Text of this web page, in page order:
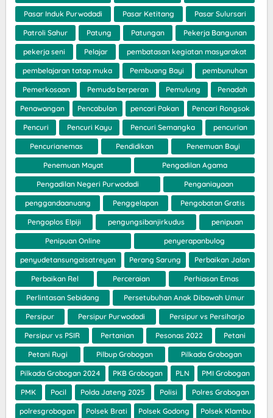
Pasar Induk Purwodadi Pasar Ketitang Pasar Sulursari
Patroli Sahur Patung Patungan Pekerja Bangunan
pekerja seni Pelajar pembatasan kegiatan masyarakat
pembelajaran tatap muka Pembuang Bayi pembunuhan
Pemerkosaan Pemuda berperan Pemulung Penadah
Penawangan Pencabulan pencari Pakan Pencari Rongsok
Pencuri Pencuri Kayu Pencuri Semangka pencurian
Pencurianemas Pendidikan Penemuan Bayi
Penemuan Mayat Pengadilan Agama
Pengadilan Negeri Purwodadi Penganiayaan
penggandaanuang Penggelapan Pengobatan Gratis
Pengoplos Elpiji pengungsibanjirkudus penipuan
Penipuan Online penyerapanbulog
penyudetansungaisatreyan Perang Sarung Perbaikan Jalan
Perbaikan Rel Perceraian Perhiasan Emas
Perlintasan Sebidang Persetubuhan Anak Dibawah Umur
Persipur Persipur Purwodadi Persipur vs Persiharjo
Persipur vs PSIR Pertanian Pesonas 2022 Petani
Petani Rugi Pilbup Grobogan Pilkada Grobogan
Pilkada Grobogan 2024 PKB Grobogan PLN PMI Grobogan
PMK Pocil Polda Jateng 2025 Polisi Polres Grobogan
polresgrobogan Polsek Brati Polsek Godong Polsek Klambu